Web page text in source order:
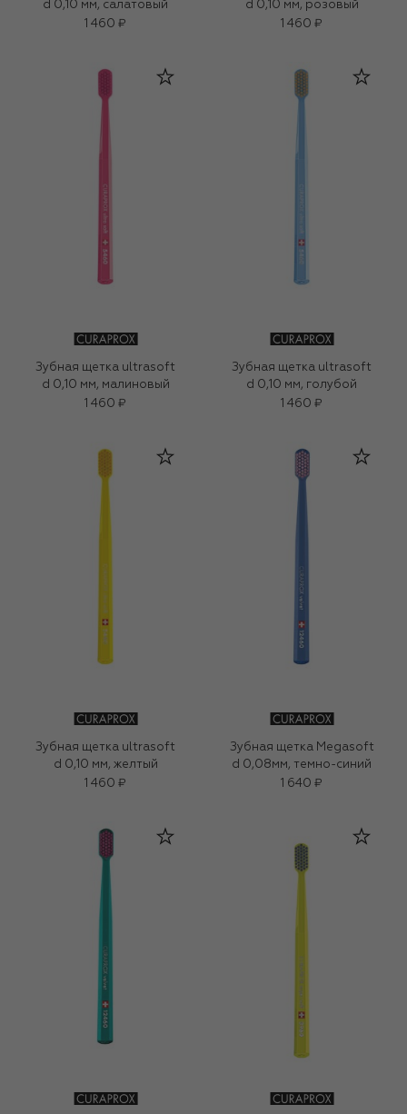
d 0,10 мм, салатовый
1 460 ₽
d 0,10 мм, розовый
1 460 ₽
Зубная щетка ultrasoft
d 0,10 мм, малиновый
1 460 ₽
Зубная щетка ultrasoft
d 0,10 мм, голубой
1 460 ₽
Зубная щетка ultrasoft
d 0,10 мм, желтый
1 460 ₽
Зубная щетка Megasoft
d 0,08мм, темно-синий
1 640 ₽